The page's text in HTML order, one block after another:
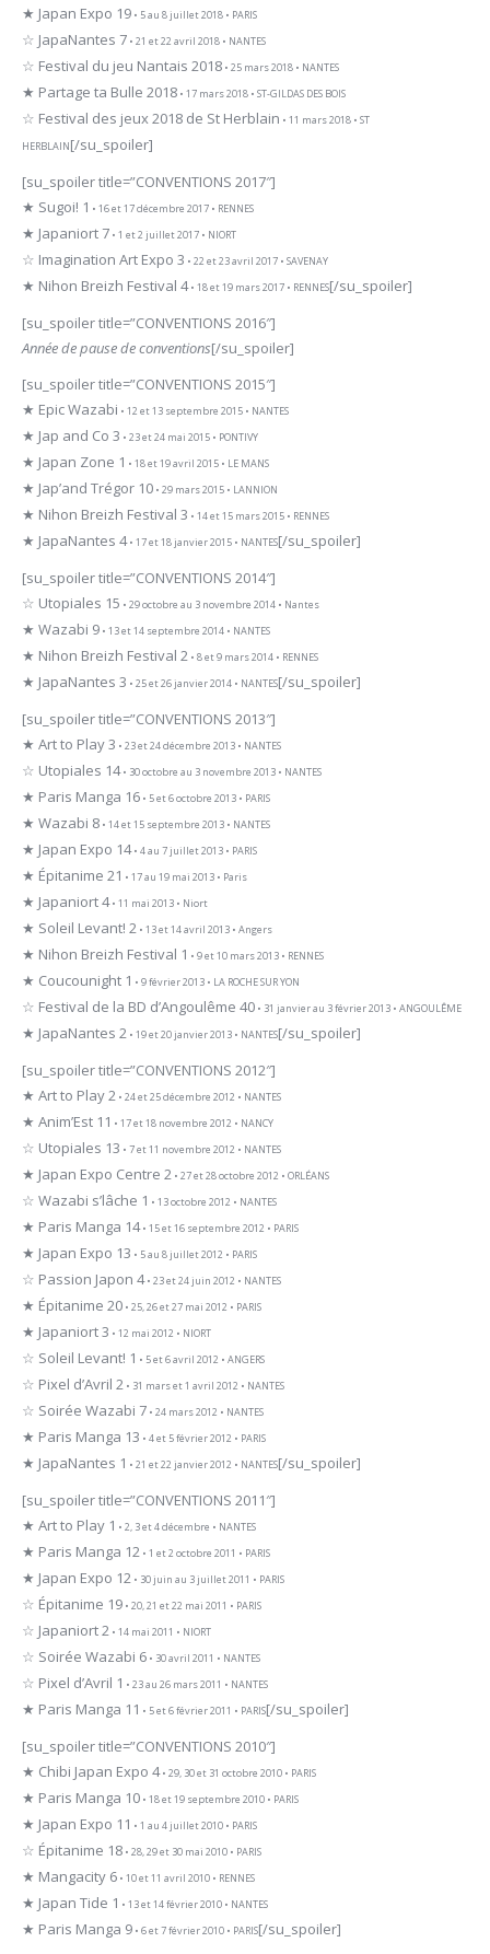
★ Japan Expo 19 • 5 au 8 juillet 2018 • PARIS
☆ JapaNantes 7 • 21 et 22 avril 2018 • NANTES
☆ Festival du jeu Nantais 2018 • 25 mars 2018 • NANTES
★ Partage ta Bulle 2018 • 17 mars 2018 • ST-GILDAS DES BOIS
☆ Festival des jeux 2018 de St Herblain • 11 mars 2018 • ST
HERBLAIN[/su_spoiler]
[su_spoiler title=”CONVENTIONS 2017″]
★ Sugoi! 1 • 16 et 17 décembre 2017 • RENNES
★ Japaniort 7 • 1 et 2 juillet 2017 • NIORT
☆ Imagination Art Expo 3 • 22 et 23 avril 2017 • SAVENAY
★ Nihon Breizh Festival 4• 18 et 19 mars 2017 • RENNES[/su_spoiler]
[su_spoiler title=”CONVENTIONS 2016″]
Année de pause de conventions[/su_spoiler]
[su_spoiler title=”CONVENTIONS 2015″]
★ Epic Wazabi • 12 et 13 septembre 2015 • NANTES
★ Jap and Co 3 • 23 et 24 mai 2015 • PONTIVY
★ Japan Zone 1 • 18 et 19 avril 2015 • LE MANS
★ Jap’and Trégor 10 • 29 mars 2015 • LANNION
★ Nihon Breizh Festival 3 • 14 et 15 mars 2015 • RENNES
★ JapaNantes 4• 17 et 18 janvier 2015 • NANTES[/su_spoiler]
[su_spoiler title=”CONVENTIONS 2014″]
☆ Utopiales 15 • 29 octobre au 3 novembre 2014 • Nantes
★ Wazabi 9 • 13 et 14 septembre 2014 • NANTES
★ Nihon Breizh Festival 2 • 8 et 9 mars 2014 • RENNES
★ JapaNantes 3 • 25 et 26 janvier 2014 • NANTES[/su_spoiler]
[su_spoiler title=”CONVENTIONS 2013″]
★ Art to Play 3 • 23 et 24 décembre 2013 • NANTES
☆ Utopiales 14• 30 octobre au 3 novembre 2013 • NANTES
★ Paris Manga 16 • 5 et 6 octobre 2013 • PARIS
★ Wazabi 8 • 14 et 15 septembre 2013 • NANTES
★ Japan Expo 14• 4 au 7 juillet 2013 • PARIS
★ Épitanime 21 • 17 au 19 mai 2013 • Paris
★ Japaniort 4• 11 mai 2013 • Niort
★ Soleil Levant! 2 • 13 et 14 avril 2013 • Angers
★ Nihon Breizh Festival 1 • 9 et 10 mars 2013 • RENNES
★ Coucounight 1 • 9 février 2013 • LA ROCHE SUR YON
☆ Festival de la BD d’Angoulême 40 • 31 janvier au 3 février 2013 • ANGOULÊME
★ JapaNantes 2 • 19 et 20 janvier 2013 • NANTES[/su_spoiler]
[su_spoiler title=”CONVENTIONS 2012″]
★ Art to Play 2 • 24 et 25 décembre 2012 • NANTES
★ Anim’Est 11 • 17 et 18 novembre 2012 • NANCY
☆ Utopiales 13 • 7 et 11 novembre 2012 • NANTES
★ Japan Expo Centre 2 • 27 et 28 octobre 2012 • ORLÉANS
☆ Wazabi s’lâche 1 • 13 octobre 2012 • NANTES
★ Paris Manga 14• 15 et 16 septembre 2012 • PARIS
★ Japan Expo 13 • 5 au 8 juillet 2012 • PARIS
☆ Passion Japon 4• 23 et 24 juin 2012 • NANTES
★ Épitanime 20 • 25, 26 et 27 mai 2012 • PARIS
★ Japaniort 3 • 12 mai 2012 • NIORT
☆ Soleil Levant! 1 • 5 et 6 avril 2012 • ANGERS
☆ Pixel d’Avril 2 • 31 mars et 1 avril 2012 • NANTES
☆ Soirée Wazabi 7 • 24 mars 2012 • NANTES
★ Paris Manga 13 • 4 et 5 février 2012 • PARIS
★ JapaNantes 1 • 21 et 22 janvier 2012 • NANTES[/su_spoiler]
[su_spoiler title=”CONVENTIONS 2011″]
★ Art to Play 1 • 2, 3 et 4 décembre • NANTES
★ Paris Manga 12 • 1 et 2 octobre 2011 • PARIS
★ Japan Expo 12 • 30 juin au 3 juillet 2011 • PARIS
☆ Épitanime 19 • 20, 21 et 22 mai 2011 • PARIS
☆ Japaniort 2 • 14 mai 2011 • NIORT
☆ Soirée Wazabi 6 • 30 avril 2011 • NANTES
☆ Pixel d’Avril 1 • 23 au 26 mars 2011 • NANTES
★ Paris Manga 11 • 5 et 6 février 2011 • PARIS[/su_spoiler]
[su_spoiler title=”CONVENTIONS 2010″]
★ Chibi Japan Expo 4• 29, 30 et 31 octobre 2010 • PARIS
★ Paris Manga 10 • 18 et 19 septembre 2010 • PARIS
★ Japan Expo 11 • 1 au 4 juillet 2010 • PARIS
☆ Épitanime 18 • 28, 29 et 30 mai 2010 • PARIS
★ Mangacity 6 • 10 et 11 avril 2010 • RENNES
★ Japan Tide 1 • 13 et 14 février 2010 • NANTES
★ Paris Manga 9 • 6 et 7 février 2010 • PARIS[/su_spoiler]